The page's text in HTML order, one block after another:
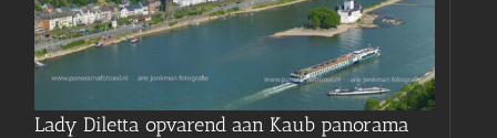
Lady Diletta opvarend aan Kaub panorama